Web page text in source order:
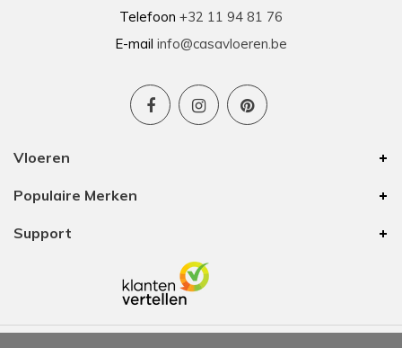
Telefoon +32 11 94 81 76
E-mail info@casavloeren.be
Vloeren
Populaire Merken
Support